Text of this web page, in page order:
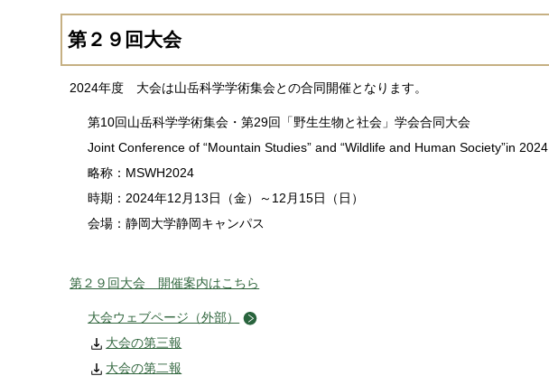
第２９回大会
2024年度 大会は山岳科学学術集会との合同開催となります。
第10回山岳科学学術集会・第29回「野生生物と社会」学会合同大会
Joint Conference of “Mountain Studies” and “Wildlife and Human Society”in 2024
略称：MSWH2024
時期：2024年12月13日（金）～12月15日（日）
会場：静岡大学静岡キャンパス
第２９回大会 開催案内はこちら
大会ウェブページ（外部）
大会の第三報
大会の第二報